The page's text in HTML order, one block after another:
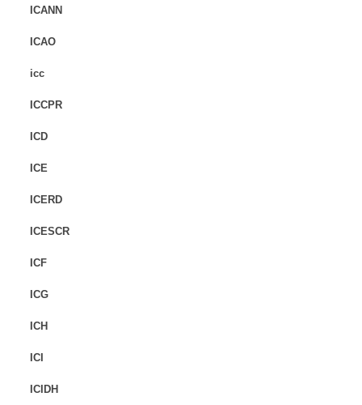
ICANN
ICAO
icc
ICCPR
ICD
ICE
ICERD
ICESCR
ICF
ICG
ICH
ICI
ICIDH